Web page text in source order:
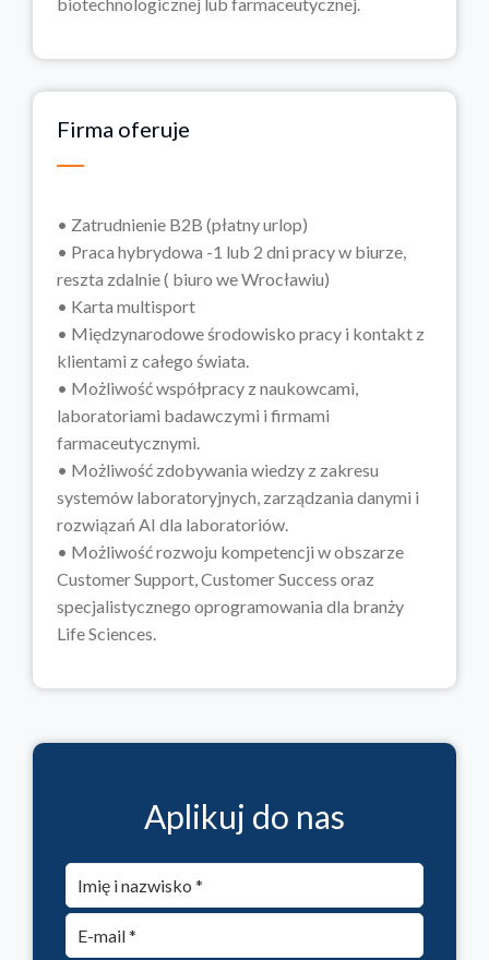
Firma oferuje
• Zatrudnienie B2B (płatny urlop)
• Praca hybrydowa -1 lub 2 dni pracy w biurze,
reszta zdalnie ( biuro we Wrocławiu)
• Karta multisport
• Międzynarodowe środowisko pracy i kontakt z
klientami z całego świata.
• Możliwość współpracy z naukowcami,
laboratoriami badawczymi i firmami
farmaceutycznymi.
• Możliwość zdobywania wiedzy z zakresu
systemów laboratoryjnych, zarządzania danymi i
rozwiązań AI dla laboratoriów.
• Możliwość rozwoju kompetencji w obszarze
Customer Support, Customer Success oraz
specjalistycznego oprogramowania dla branży
Life Sciences.
Aplikuj do nas